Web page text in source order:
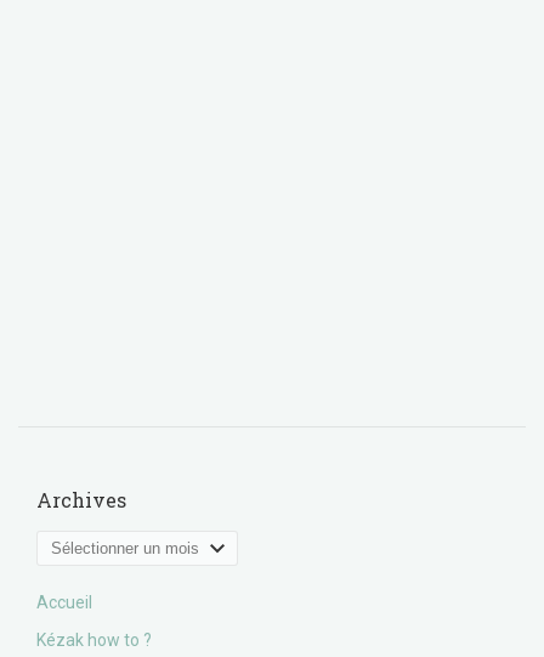
Archives
Archives
Accueil
Kézak how to ?